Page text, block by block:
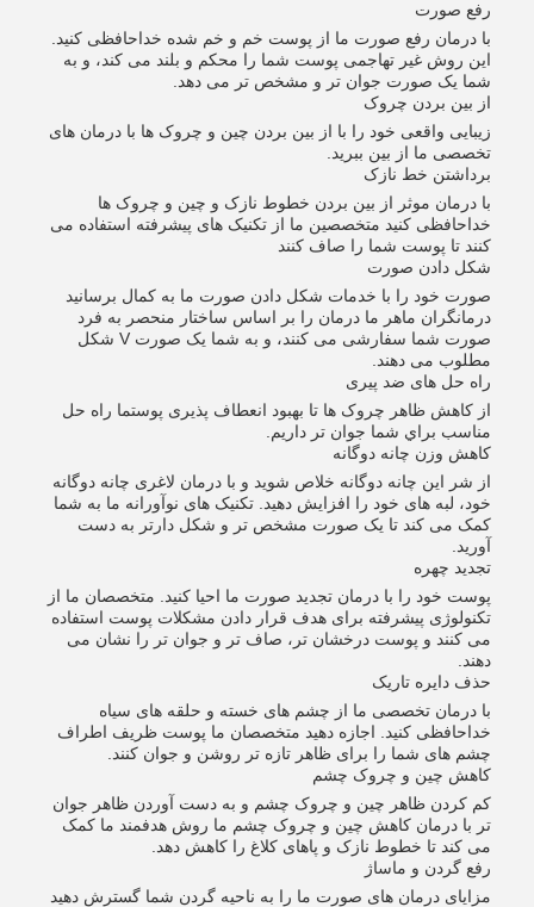
رفع صورت
با درمان رفع صورت ما از پوست خم و خم شده خداحافظی کنید.
این روش غیر تهاجمی پوست شما را محکم و بلند می کند، و به
شما یک صورت جوان تر و مشخص تر می دهد.
از بین بردن چروک
زیبایی واقعی خود را با از بین بردن چین و چروک ها با درمان های
تخصصی ما از بین ببرید.
برداشتن خط نازک
با درمان موثر از بین بردن خطوط نازک و چین و چروک ها
خداحافظی کنید متخصصین ما از تکنیک های پیشرفته استفاده می
کنند تا پوست شما را صاف کنند
شکل دادن صورت
صورت خود را با خدمات شکل دادن صورت ما به کمال برسانید
درمانگران ماهر ما درمان را بر اساس ساختار منحصر به فرد
صورت شما سفارشی می کنند، و به شما یک صورت V شکل
مطلوب می دهند.
راه حل های ضد پیری
از کاهش ظاهر چروک ها تا بهبود انعطاف پذیری پوستما راه حل
مناسب براي شما جوان تر داريم.
کاهش وزن چانه دوگانه
از شر این چانه دوگانه خلاص شوید و با درمان لاغری چانه دوگانه
خود، لبه های خود را افزایش دهید. تکنیک های نوآورانه ما به شما
کمک می کند تا یک صورت مشخص تر و شکل دارتر به دست
آورید.
تجدید چهره
پوست خود را با درمان تجدید صورت ما احیا کنید. متخصصان ما از
تکنولوژی پیشرفته برای هدف قرار دادن مشکلات پوست استفاده
می کنند و پوست درخشان تر، صاف تر و جوان تر را نشان می
دهند.
حذف دایره تاریک
با درمان تخصصی ما از چشم های خسته و حلقه های سیاه
خداحافظی کنید. اجازه دهید متخصصان ما پوست ظریف اطراف
چشم های شما را برای ظاهر تازه تر روشن و جوان کنند.
کاهش چین و چروک چشم
کم کردن ظاهر چین و چروک چشم و به دست آوردن ظاهر جوان
تر با درمان کاهش چین و چروک چشم ما روش هدفمند ما کمک
می کند تا خطوط نازک و پاهای کلاغ را کاهش دهد.
رفع گردن و ماساژ
مزایای درمان های صورت ما را به ناحیه گردن شما گسترش دهید